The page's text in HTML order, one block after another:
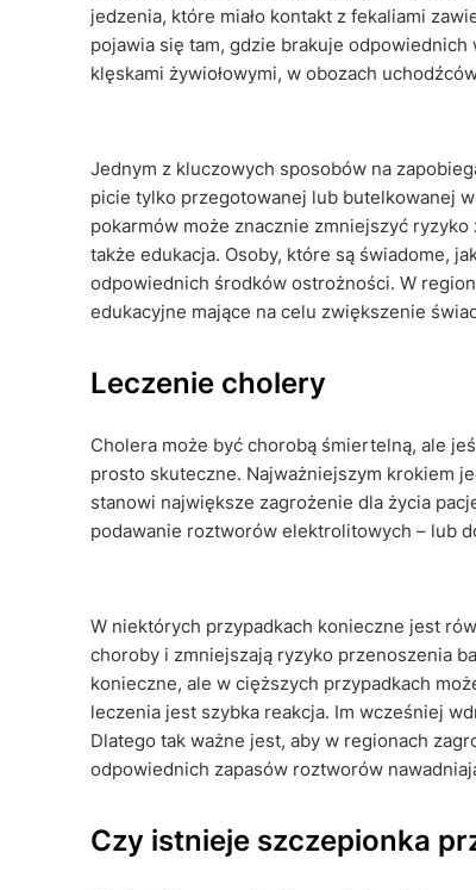
jedzenia, które miało kontakt z fekaliami
pojawia się tam, gdzie brakuje
klęskami żywiołowymi, w obozach
Jednym z kluczowych sposobów na
picie tylko przegotowanej lub butelkowanej
pokarmów może znacznie zmniejszyć
także edukacja. Osoby, które są świadome,
odpowiednich środków ostrożności. W
edukacyjne mające na celu zwiększenie
Leczenie cholery
Cholera może być chorobą śmiertelną, ale
prosto skuteczne. Najważniejszym krokiem
stanowi największe zagrożenie dla życia
podawanie roztworów elektrolitowych – lub
W niektórych przypadkach konieczne jest
choroby i zmniejszają ryzyko przenoszenia
konieczne, ale w cięższych przypadkach
leczenia jest szybka reakcja. Im wcześniej
Dlatego tak ważne jest, aby w regionach
odpowiednich zapasów roztworów
Czy istnieje szczepionka